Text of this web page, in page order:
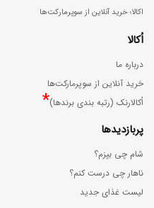
اکالا؛ خرید آنلاین از سوپرمارکت‌ها
اُکالا
درباره ما
خرید آنلاین از سوپرمارکت‌ها
اُکالارنک (رتبه بندی برندها)*
پربازدیدها
شام چی بپزم؟
ناهار چی درست کنم؟
لیست غذای جدید